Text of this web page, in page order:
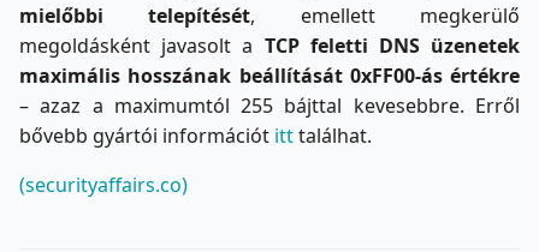
mielőbbi telepítését, emellett megkerülő
megoldásként javasolt a TCP feletti DNS üzenetek
maximális hosszának beállítását 0xFF00-ás értékre
– azaz a maximumtól 255 bájttal kevesebbre. Erről
bővebb gyártói információt itttalálhat.
(securityaffairs.co)